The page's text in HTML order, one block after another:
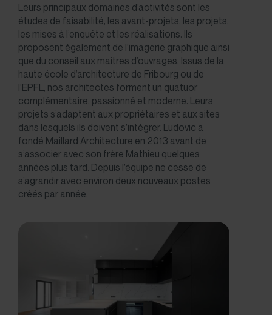
Leurs principaux domaines d’activités sont les
études de faisabilité, les avant-projets, les projets,
les mises à l’enquête et les réalisations. Ils
proposent également de l’imagerie graphique ainsi
que du conseil aux maîtres d’ouvrages. Issus de la
haute école d’architecture de Fribourg ou de
l’EPFL, nos architectes forment un quatuor
complémentaire, passionné et moderne. Leurs
projets s’adaptent aux propriétaires et aux sites
dans lesquels ils doivent s’intégrer. Ludovic a
fondé Maillard Architecture en 2013 avant de
s’associer avec son frère Mathieu quelques
années plus tard. Depuis l’équipe ne cesse de
s’agrandir avec environ deux nouveaux postes
créés par année.